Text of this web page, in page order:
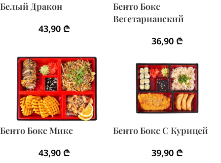
Белый Дракон
43,90 ₾
Бенто Бокс
Вегетарианский
36,90 ₾
Бенто Бокс Микс
43,90 ₾
Бенто Бокс С Курицей
39,90 ₾